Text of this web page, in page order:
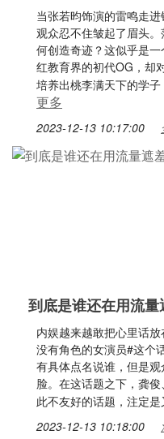
当张若昀饰演的雷鸣走
观众忍不住皱起了眉头
何创造奇迹？这似乎是
红教育界的初代OG，却
培养出桃李满天下的学
更多
2023-12-13 10:17:00
到底是谁还在用流量
内娱越来越敢把心里话
没有角色的女演员#这个
有具体点名说谁，但是
脸。在这话题之下，龚
此不友好的话题，注定
2023-12-13 10:18:00